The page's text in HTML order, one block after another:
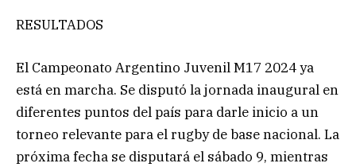
RESULTADOS
El Campeonato Argentino Juvenil M17 2024 ya
está en marcha. Se disputó la jornada inaugural en
diferentes puntos del país para darle inicio a un
torneo relevante para el rugby de base nacional. La
próxima fecha se disputará el sábado 9, mientras